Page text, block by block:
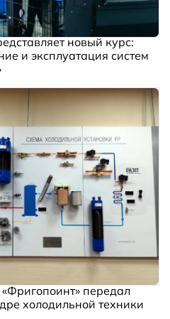
новый курс:
и эксплуатация систем
передал
холодильной техники